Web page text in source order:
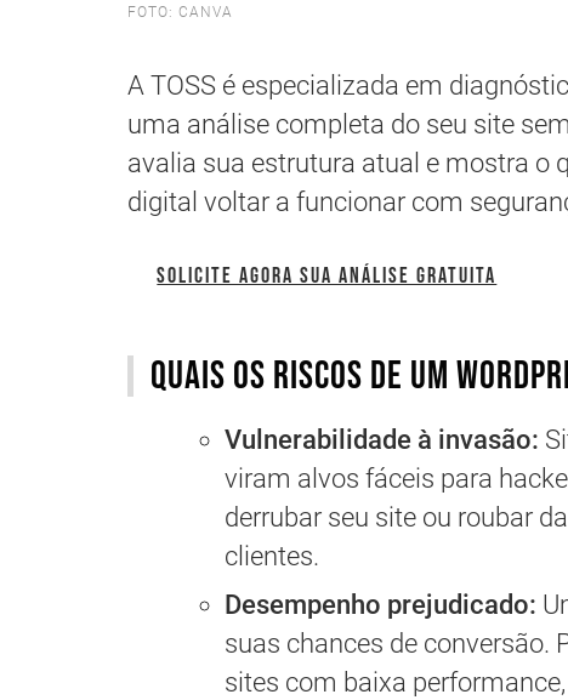
FOTO: CANVA
A TOSS é especializada em
uma análise completa do seu site
avalia sua estrutura atual e mostra o
digital voltar a funcionar com
SOLICITE AGORA SUA ANÁLISE GRATUITA
Quais os riscos de um
Vulnerabilidade à invasão:
viram alvos fáceis para
derrubar seu site ou roubar
clientes.
Desempenho prejudicado:
suas chances de conversão.
sites com baixa